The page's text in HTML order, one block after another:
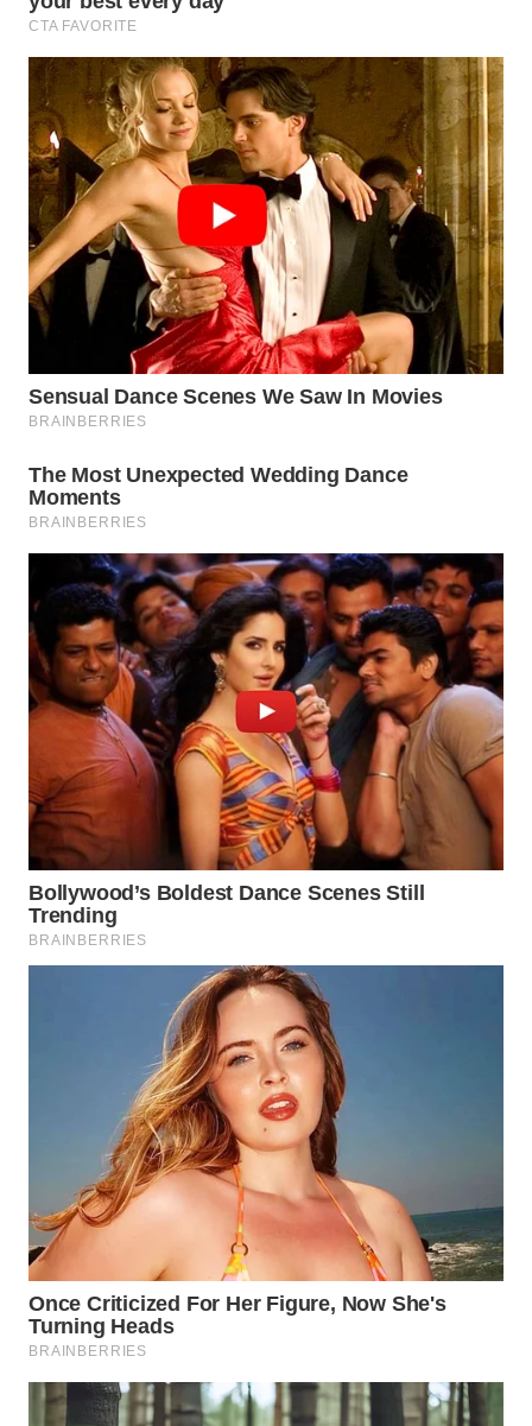
WN
WN
INDRAMAYU
WN
KUNINGAN
WN
MAJALENGKA
WN
SUBANG
SUKABUMI
PURWAKARTA
WN
PRIANGAN
TIMUR
WN
SEMARANG
WN
SOLO
WN
BOROBUDUR
SURABAYA
WN
NATUNA
BINTAN
WN
MANDALIKA